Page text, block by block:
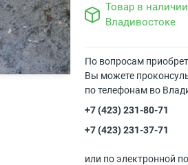
Товар в
Владивостоке
По вопросам
Вы можете
по телефонам во
+7 (423) 231-80-71
+7 (423) 231-37-71
или по электронной